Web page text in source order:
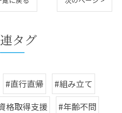
タグ
#直行直帰
#組み立て
格取得支援
#年齢不問